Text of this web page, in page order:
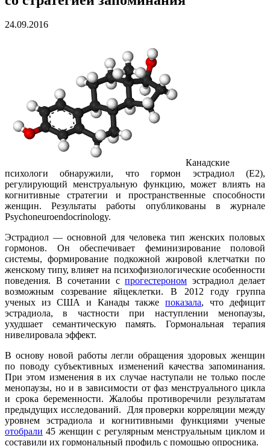
24.09.2016
Канадские
психологи обнаружили, что гормон эстрадиол (E2),
регулирующий менструальную функцию, может влиять на
когнитивные стратегии и пространственные способности
женщин. Результаты работы опубликованы в журнале
Psychoneuroendocrinology.
Эстрадиол — основной для человека тип женских половых
гормонов. Он обеспечивает феминизирование половой
системы, формирование подкожной жировой клетчатки по
женскому типу, влияет на психофизиологические особенности
поведения. В сочетании с прогестероном эстрадиол делает
возможным созревание яйцеклетки. В 2012 году группа
ученых из США и Канады такжепоказала, что дефицит
эстрадиола, в частности при наступлении менопаузы,
ухудшает семантическую память. Гормональная терапия
нивелировала эффект.
В основу новой работы легли обращения здоровых женщин
по поводу субъективных изменений качества запоминания.
При этом изменения в их случае наступали не только после
менопаузы, но и в зависимости от фаз менструального цикла
и срока беременности. Жалобы противоречили результатам
предыдущих исследований. Для проверки корреляции между
уровнем эстрадиола и когнитивными функциями ученые
отобрали 45 женщин с регулярным менструальным циклом и
составили их гормональный профиль с помощью опросника.